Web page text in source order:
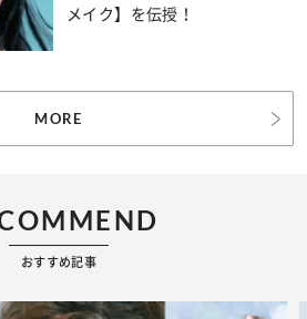
メイク】を伝授！
MORE
おすすめ記事